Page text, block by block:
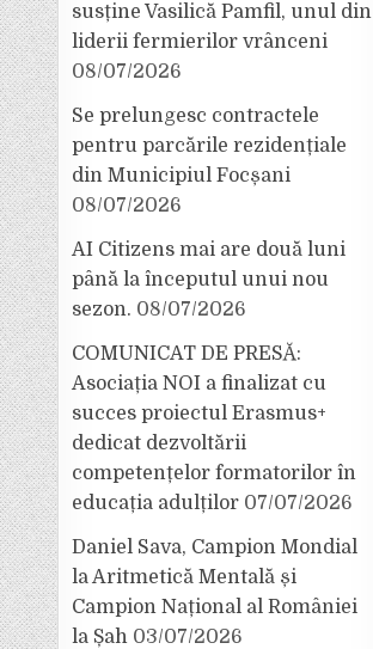
susține Vasilică Pamfil, unul din
liderii fermierilor vrânceni
08/07/2026
Se prelungesc contractele
pentru parcările rezidențiale
din Municipiul Focșani
08/07/2026
AI Citizens mai are două luni
până la începutul unui nou
sezon. 08/07/2026
COMUNICAT DE PRESĂ:
Asociația NOI a finalizat cu
succes proiectul Erasmus+
dedicat dezvoltării
competențelor formatorilor în
educația adulților 07/07/2026
Daniel Sava, Campion Mondial
la Aritmetică Mentală și
Campion Național al României
la Șah 03/07/2026